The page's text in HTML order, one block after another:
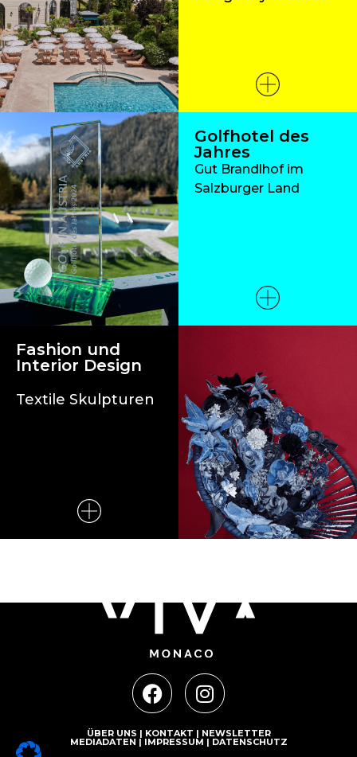
Golfhotel des
Jahres
Gut Brandlhof im
Salzburger Land
Fashion und
Interior Design
Textile Skulpturen
ÜBER UNS | KONTAKT | NEWSLETTER
MEDIADATEN | IMPRESSUM | DATENSCHUTZ